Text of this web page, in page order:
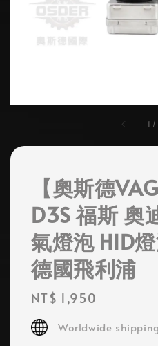
1 /
【奧斯德
D3S 福斯 奧
氣燈泡 HID
德國飛利浦
Regular
price
NT$ 1,950
Worldwide shipping